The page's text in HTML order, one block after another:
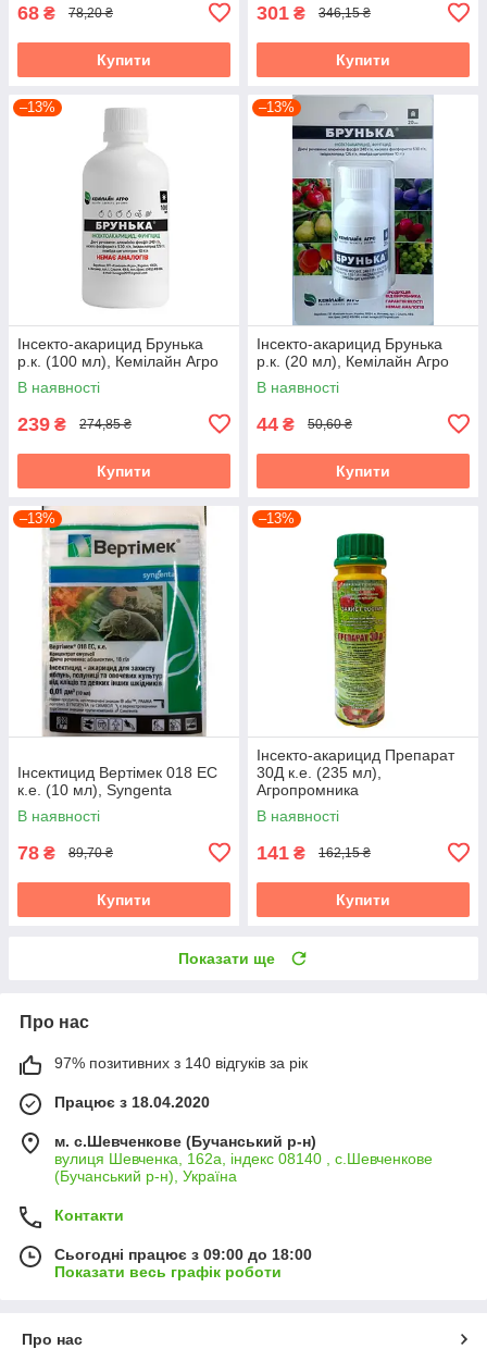
68 ₴ 78,20 ₴
Купити
301 ₴ 346,15 ₴
Купити
–13%
Інсекто-акарицид Брунька
р.к. (100 мл), Кемілайн Агро
В наявності
239 ₴ 274,85 ₴
Купити
–13%
Інсекто-акарицид Брунька
р.к. (20 мл), Кемілайн Агро
В наявності
44 ₴ 50,60 ₴
Купити
–13%
Інсектицид Вертімек 018 EC
к.е. (10 мл), Syngenta
В наявності
78 ₴ 89,70 ₴
Купити
–13%
Інсекто-акарицид Препарат
30Д к.е. (235 мл),
Агропромника
В наявності
141 ₴ 162,15 ₴
Купити
Показати ще
Про нас
97% позитивних з 140 відгуків за рік
Працює з 18.04.2020
м. с.Шевченкове (Бучанський р-н)
вулиця Шевченка, 162а, індекс 08140 , с.Шевченкове
(Бучанський р-н), Україна
Контакти
Сьогодні працює з 09:00 до 18:00
Показати весь графік роботи
Про нас